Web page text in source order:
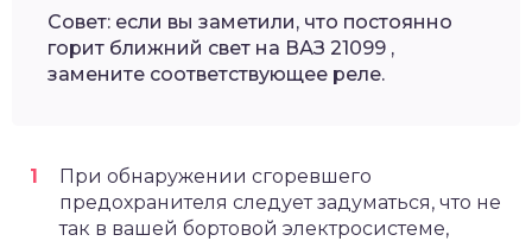
Совет: если вы заметили, что постоянно
горит ближний свет на ВАЗ 21099 ,
замените соответствующее реле.
При обнаружении сгоревшего
предохранителя следует задуматься, что не
так в вашей бортовой электросистеме,